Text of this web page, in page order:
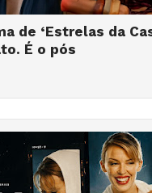
de ‘Estrelas da
É o pós